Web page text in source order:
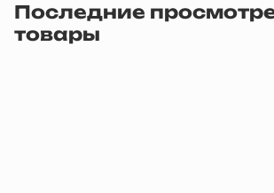
Последние
товары